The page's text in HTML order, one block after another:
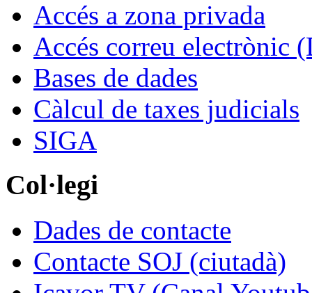
Accés a zona privada
Accés correu electrònic
Bases de dades
Càlcul de taxes judicials
SIGA
Col·legi
Dades de contacte
Contacte SOJ (ciutadà)